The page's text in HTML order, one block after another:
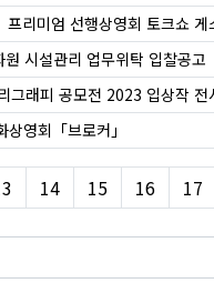
리미엄 선행상영회 토크쇼 게
시설관리 업무위탁 입찰공고
그래피 공모전 2023 입상작 전
영회「브로커」
14 15 16 17